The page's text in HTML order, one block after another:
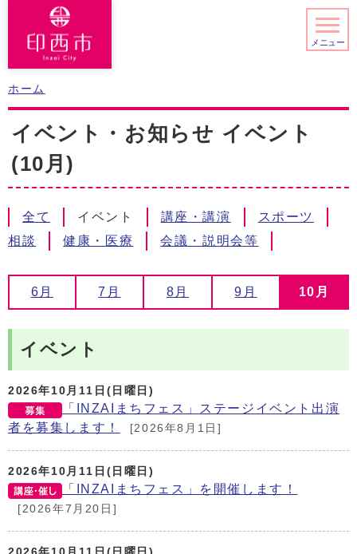
メニュー
ホーム
イベント・お知らせ イベント
(10月)
全て イベント 講座・講演
スポーツ
相談
健康・医療 会議・説明会等
6月 7月 8月 9月 10月
イベント
2026年10月11日(日曜日)
「INZAIまちフェス」ステージイベント出演
者を募集します！
[2026年8月1日]
2026年10月11日(日曜日)
「INZAIまちフェス」を開催します！
[2026年7月20日]